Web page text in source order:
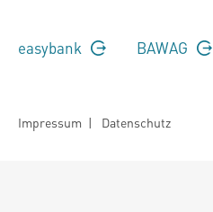
easybank BAWAG
Impressum | Datenschutz